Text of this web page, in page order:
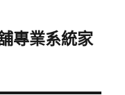
專業系統家